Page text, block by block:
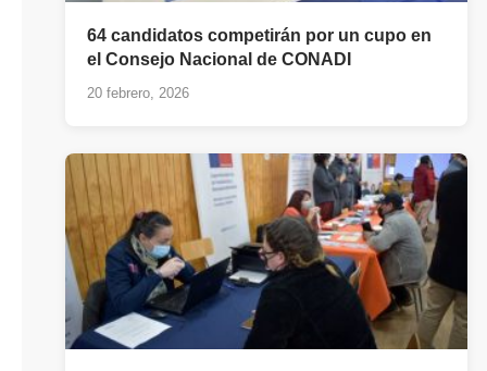
64 candidatos competirán por un cupo en
el Consejo Nacional de CONADI
20 febrero, 2026